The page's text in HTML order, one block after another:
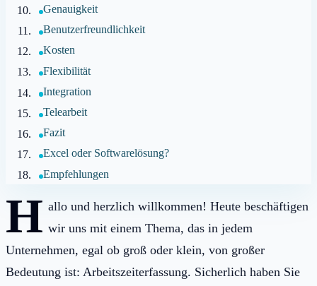
Genauigkeit
Benutzerfreundlichkeit
Kosten
Flexibilität
Integration
Telearbeit
Fazit
Excel oder Softwarelösung?
Empfehlungen
H allo und herzlich willkommen! Heute beschäftigen
wir uns mit einem Thema, das in jedem
Unternehmen, egal ob groß oder klein, von großer
Bedeutung ist: Arbeitszeiterfassung. Sicherlich haben Sie